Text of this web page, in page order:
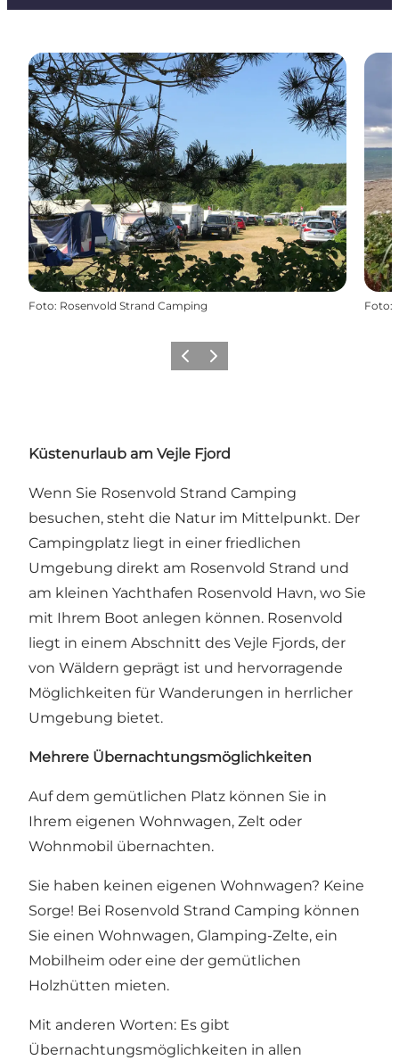
Foto: Rosenvold Strand Camping Foto:
ZurückWeiter
Küstenurlaub am Vejle Fjord
Wenn Sie Rosenvold Strand Camping
besuchen, steht die Natur im Mittelpunkt. Der
Campingplatz liegt in einer friedlichen
Umgebung direkt am Rosenvold Strand und
am kleinen Yachthafen Rosenvold Havn, wo Sie
mit Ihrem Boot anlegen können. Rosenvold
liegt in einem Abschnitt des Vejle Fjords, der
von Wäldern geprägt ist und hervorragende
Möglichkeiten für Wanderungen in herrlicher
Umgebung bietet.
Mehrere Übernachtungsmöglichkeiten
Auf dem gemütlichen Platz können Sie in
Ihrem eigenen Wohnwagen, Zelt oder
Wohnmobil übernachten.
Sie haben keinen eigenen Wohnwagen? Keine
Sorge! Bei Rosenvold Strand Camping können
Sie einen Wohnwagen, Glamping-Zelte, ein
Mobilheim oder eine der gemütlichen
Holzhütten mieten.
Mit anderen Worten: Es gibt
Übernachtungsmöglichkeiten in allen